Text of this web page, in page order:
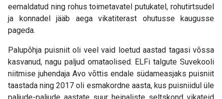
eemaldatud ning rohus toimetavatel putukatel, rohutirtsudel
ja konnadel jääb aega vikatiterast ohutusse kaugusse
pageda.
Palupõhja puisniit oli veel vaid loetud aastad tagasi võssa
kasvanud, nagu paljud omataolised. ELFi talgute Suvekooli
niitmise juhendaja Avo võttis endale südameasjaks puisniit
taastada ning 2017 oli esmakordne aasta, kus puisniidul üle